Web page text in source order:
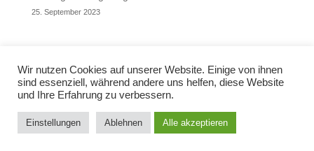
25. September 2023
© Helmut Ranalter 2019 | +43 676 4343808 |
helmut@mentorsein.at |
rent-a-web|Datenschutz
Impressum
Wir nutzen Cookies auf unserer Website. Einige von ihnen
sind essenziell, während andere uns helfen, diese Website
und Ihre Erfahrung zu verbessern.
Einstellungen Ablehnen Alle akzeptieren